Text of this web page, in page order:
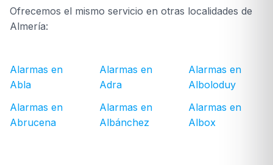
Ofrecemos el mismo servicio en otras localidades de
Almería:
Alarmas en
Abla
Alarmas en
Abrucena
Alarmas en
Adra
Alarmas en
Albánchez
Alarmas en
Alboloduy
Alarmas en
Albox